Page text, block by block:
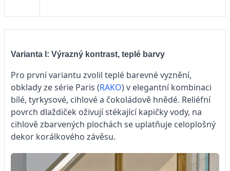
Varianta l: Výrazný kontrast, teplé barvy
Pro první variantu zvolil teplé barevné vyznění,
obklady ze série Paris (RAKO) v elegantní kombinaci
bílé, tyrkysové, cihlové a čokoládově hnědé. Reliéfní
povrch dlaždiček oživují stékající kapičky vody, na
cihlově zbarvených plochách se uplatňuje celoplošný
dekor korálkového závěsu.